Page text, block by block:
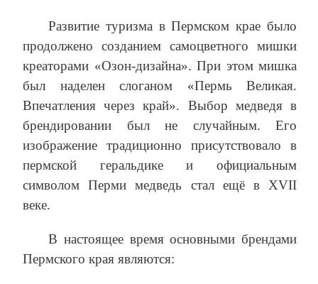
Развитие туризма в Пермском крае было
продолжено созданием самоцветного мишки
креаторами «Озон-дизайна». При этом мишка
был наделен слоганом «Пермь Великая.
Впечатления через край». Выбор медведя в
брендировании был не случайным. Его
изображение традиционно присутствовало в
пермской геральдике и официальным
символом Перми медведь стал ещё в XVII
веке.
В настоящее время основными брендами
Пермского края являются: